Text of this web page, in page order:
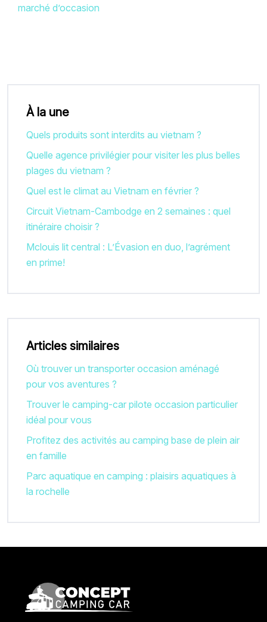
marché d’occasion
À la une
Quels produits sont interdits au vietnam ?
Quelle agence privilégier pour visiter les plus belles
plages du vietnam ?
Quel est le climat au Vietnam en février ?
Circuit Vietnam-Cambodge en 2 semaines : quel
itinéraire choisir ?
Mclouis lit central : L’Évasion en duo, l’agrément
en prime!
Articles similaires
Où trouver un transporter occasion aménagé
pour vos aventures ?
Trouver le camping-car pilote occasion particulier
idéal pour vous
Profitez des activités au camping base de plein air
en famille
Parc aquatique en camping : plaisirs aquatiques à
la rochelle